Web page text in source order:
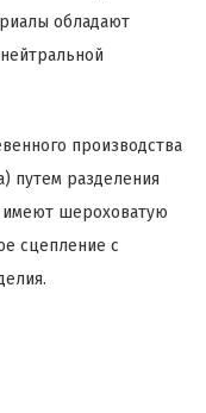
обладают
производства
путем разделения
имеют шероховатую
сцепление с